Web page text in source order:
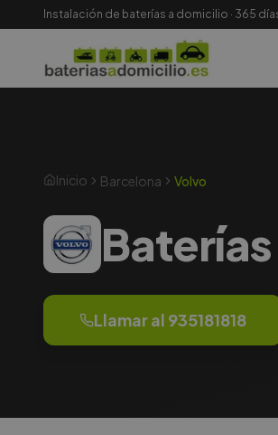
Instalación de baterías a domicilio · 365
Inicio Barcelona Volvo
Llamar al 935181818